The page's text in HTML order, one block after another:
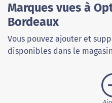
Marques vues à
Bordeaux
Vous pouvez ajouter et
disponibles dans le